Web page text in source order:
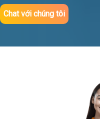
Chat với chúng tôi